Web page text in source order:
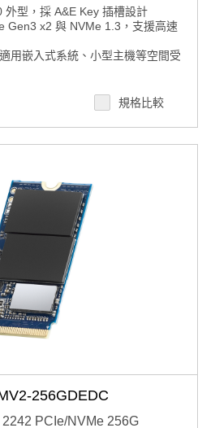
外型，採 A&E Key 插槽設計
Gen3 x2 與 NVMe 1.3，支援高速
用嵌入式系統、小型主機等空間受
規格比較
256GDEDC
PCIe/NVMe 256G